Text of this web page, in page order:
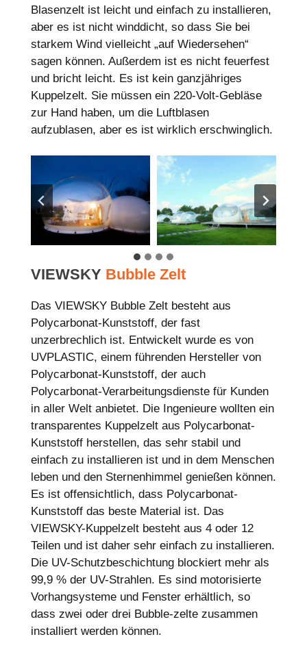
Blasenzelt ist leicht und einfach zu installieren,
aber es ist nicht winddicht, so dass Sie bei
starkem Wind vielleicht „auf Wiedersehen“
sagen können. Außerdem ist es nicht feuerfest
und bricht leicht. Es ist kein ganzjähriges
Kuppelzelt. Sie müssen ein 220-Volt-Gebläse
zur Hand haben, um die Luftblasen
aufzublasen, aber es ist wirklich erschwinglich.
VIEWSKY Bubble Zelt
Das VIEWSKY Bubble Zelt besteht aus
Polycarbonat-Kunststoff, der fast
unzerbrechlich ist. Entwickelt wurde es von
UVPLASTIC, einem führenden Hersteller von
Polycarbonat-Kunststoff, der auch
Polycarbonat-Verarbeitungsdienste für Kunden
in aller Welt anbietet. Die Ingenieure wollten ein
transparentes Kuppelzelt aus Polycarbonat-
Kunststoff herstellen, das sehr stabil und
einfach zu installieren ist und in dem Menschen
leben und den Sternenhimmel genießen können.
Es ist offensichtlich, dass Polycarbonat-
Kunststoff das beste Material ist. Das
VIEWSKY-Kuppelzelt besteht aus 4 oder 12
Teilen und ist daher sehr einfach zu installieren.
Die UV-Schutzbeschichtung blockiert mehr als
99,9 % der UV-Strahlen. Es sind motorisierte
Vorhangsysteme und Fenster erhältlich, so
dass zwei oder drei Bubble-zelte zusammen
installiert werden können.